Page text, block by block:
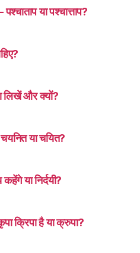
या पश्चात्ताप?
लिखें और क्यों?
या चयित?
या निर्दयी?
क्रिपा है या क्रुपा?